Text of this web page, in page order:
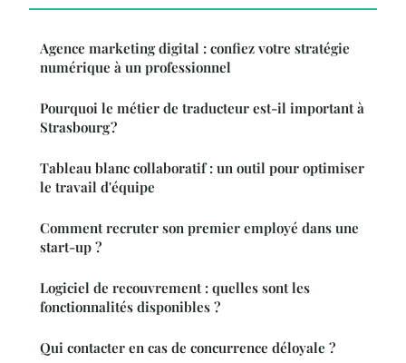
Agence marketing digital : confiez votre stratégie
numérique à un professionnel
Pourquoi le métier de traducteur est-il important à
Strasbourg ?
Tableau blanc collaboratif : un outil pour optimiser
le travail d'équipe
Comment recruter son premier employé dans une
start-up ?
Logiciel de recouvrement : quelles sont les
fonctionnalités disponibles ?
Qui contacter en cas de concurrence déloyale ?